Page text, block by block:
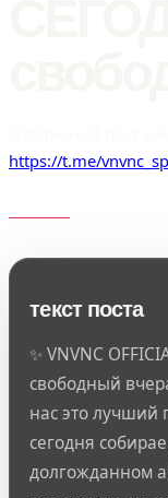
https://t.me/
текст поста
✨ VNVNC
свободный
нас это лучший
сегодня
долгожданном